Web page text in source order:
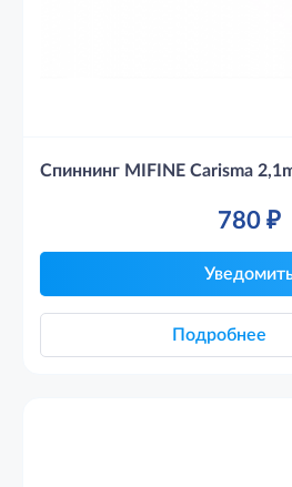
Спиннинг MIFINE Carisma
780₽
Подробнее